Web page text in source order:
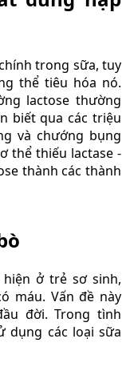
trong sữa, tuy
thể tiêu hóa nó.
lactose thường
biết qua các triệu
và chướng bụng
thể thiếu lactase -
thành các thành
ở trẻ sơ sinh,
máu. Vấn đề này
đời. Trong tình
dụng các loại sữa